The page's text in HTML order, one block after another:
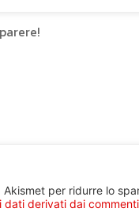
per ridurre lo
dati derivati dai commenti